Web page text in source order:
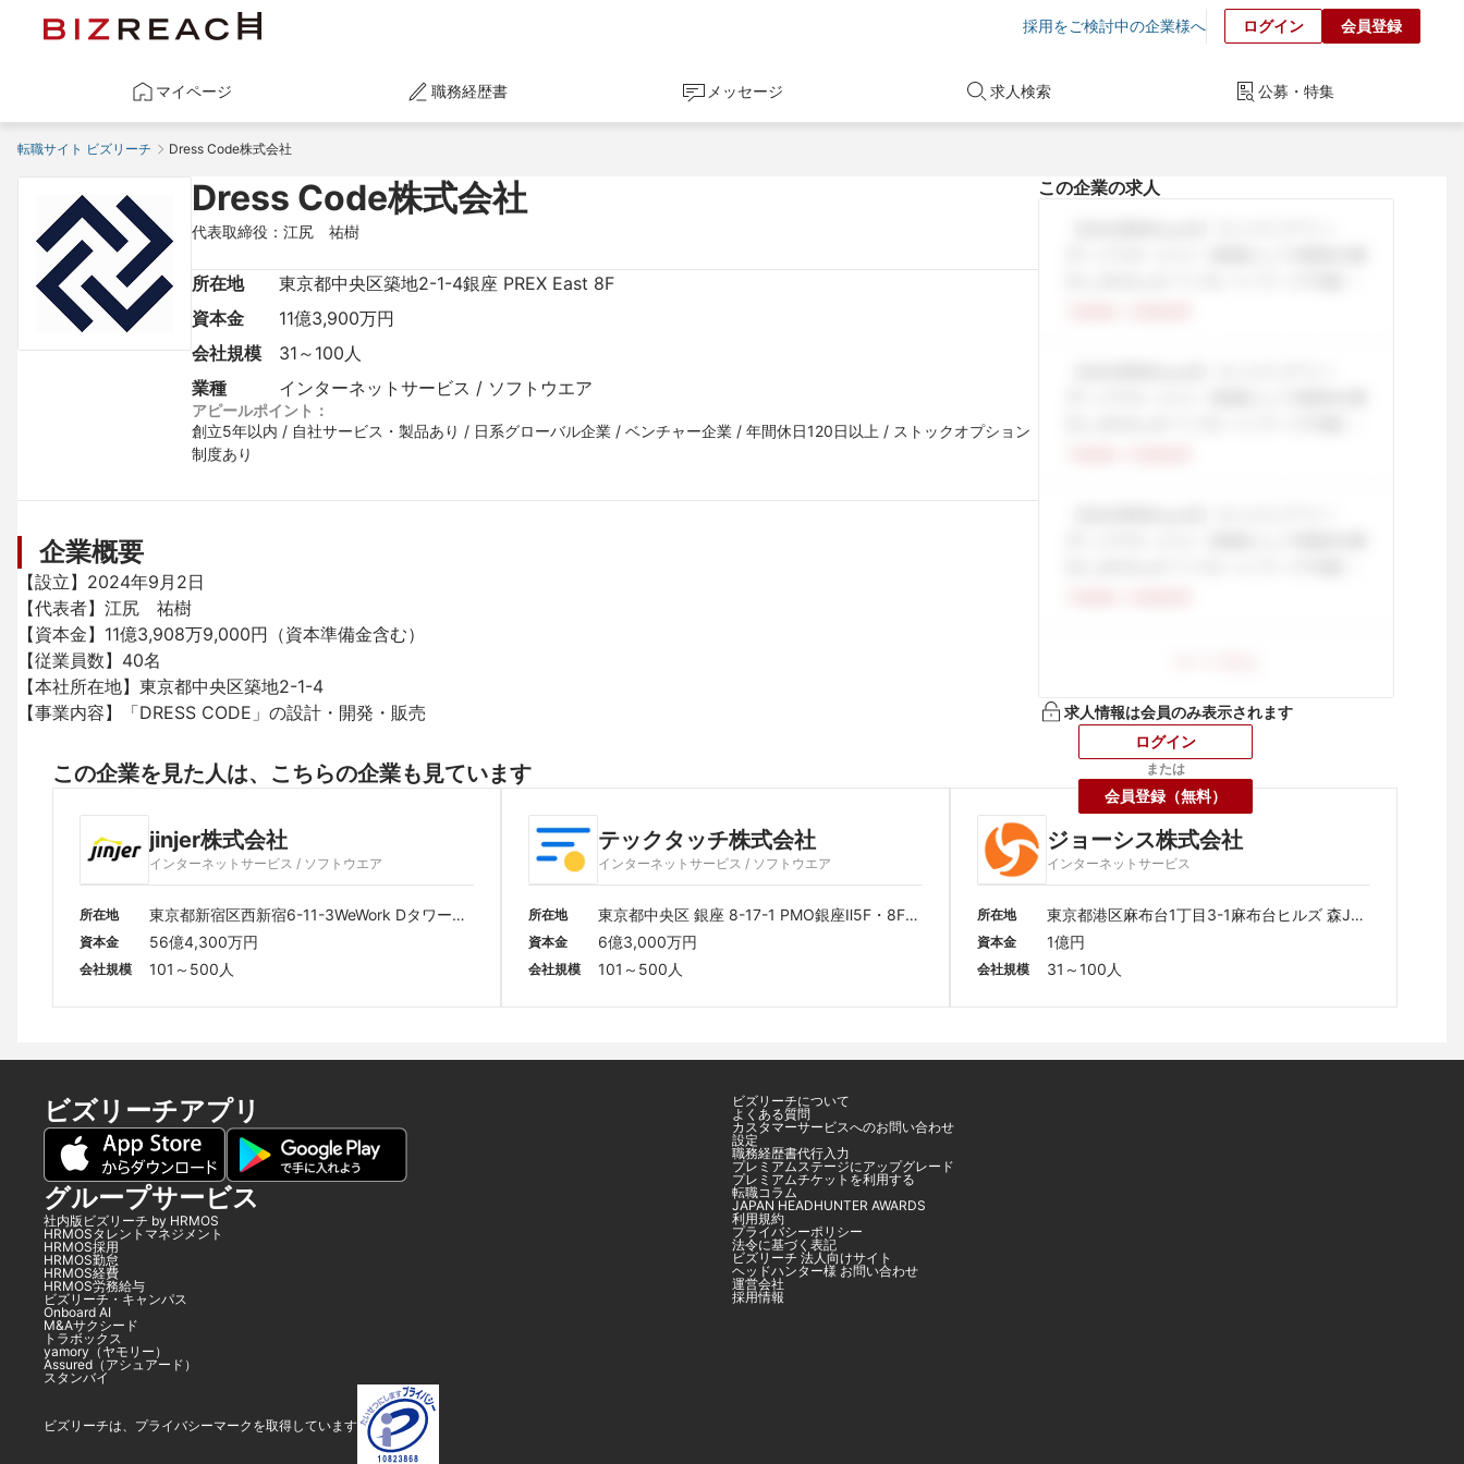
採用をご検討中の企業様へ ログイン 会員登録
マイページ 職務経歴書 メッセージ 求人検索 公募・特集
転職サイト ビズリーチ Dress Code株式会社
Dress Code株式会社
代表取締役：江尻　祐樹
所在地
東京都中央区築地2-1-4銀座 PREX East 8F
資本金
11億3,900万円
会社規模
31～100人
業種
インターネットサービス / ソフトウエア
アピールポイント：
創立5年以内 / 自社サービス・製品あり / 日系グローバル企業 / ベンチャー企業 / 年間休日120日以上 / ストックオプション
制度あり
企業概要
【設立】2024年9月2日
【代表者】江尻　祐樹
【資本金】11億3,908万9,000円（資本準備金含む）
【従業員数】40名
【本社所在地】東京都中央区築地2-1-4
【事業内容】「DRESS CODE」の設計・開発・販売
この企業の求人
求人情報は会員のみ表示されます
ログイン
または
会員登録（無料）
この企業を見た人は、こちらの企業も見ています
jinjer株式会社
インターネットサービス / ソフトウエア
所在地
東京都新宿区西新宿6-11-3WeWork Dタワー西
新宿
資本金 56億4,300万円
会社規模 101～500人
テックタッチ株式会社
インターネットサービス / ソフトウエア
所在地
東京都中央区 銀座 8-17-1 PMO銀座Ⅱ5F・8F
（総合受付 5F）
資本金 6億3,000万円
会社規模 101～500人
ジョーシス株式会社
インターネットサービス
所在地
東京都港区麻布台1丁目3-1麻布台ヒルズ 森JP
タワー23F
資本金 1億円
会社規模 31～100人
ビズリーチアプリ
グループサービス
社内版ビズリーチ by HRMOS
HRMOSタレントマネジメント
HRMOS採用
HRMOS勤怠
HRMOS経費
HRMOS労務給与
ビズリーチ・キャンパス
Onboard AI
M&Aサクシード
トラボックス
yamory（ヤモリー）
Assured（アシュアード）
スタンバイ
ビズリーチについて
よくある質問
カスタマーサービスへのお問い合わせ
設定
職務経歴書代行入力
プレミアムステージにアップグレード
プレミアムチケットを利用する
転職コラム
JAPAN HEADHUNTER AWARDS
利用規約
プライバシーポリシー
法令に基づく表記
ビズリーチ 法人向けサイト
ヘッドハンター様 お問い合わせ
運営会社
採用情報
ビズリーチは、プライバシーマークを取得しています